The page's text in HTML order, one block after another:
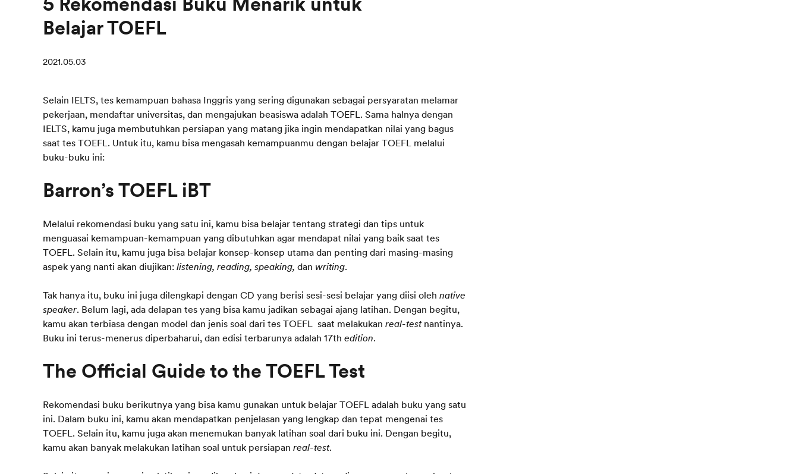
Belajar TOEFL
2021.05.03
Selain IELTS, tes kemampuan bahasa Inggris yang sering digunakan sebagai persyaratan melamar
pekerjaan, mendaftar universitas, dan mengajukan beasiswa adalah TOEFL. Sama halnya dengan
IELTS, kamu juga membutuhkan persiapan yang matang jika ingin mendapatkan nilai yang bagus
saat tes TOEFL. Untuk itu, kamu bisa mengasah kemampuanmu dengan belajar TOEFL melalui
buku-buku ini:
Melalui rekomendasi buku yang satu ini, kamu bisa belajar tentang strategi dan tips untuk
menguasai kemampuan-kemampuan yang dibutuhkan agar mendapat nilai yang baik saat tes
TOEFL. Selain itu, kamu juga bisa belajar konsep-konsep utama dan penting dari masing-masing
aspek yang nanti akan diujikan:listening, reading, speaking, dan writing.
Tak hanya itu, buku ini juga dilengkapi dengan CD yang berisi sesi-sesi belajar yang diisi oleh native
speaker. Belum lagi, ada delapan tes yang bisa kamu jadikan sebagai ajang latihan. Dengan begitu,
kamu akan terbiasa dengan model dan jenis soal dari tes TOEFL saat melakukan real-testnantinya.
Buku ini terus-menerus diperbaharui, dan edisi terbarunya adalah 17th edition.
Rekomendasi buku berikutnya yang bisa kamu gunakan untuk belajar TOEFL adalah buku yang satu
ini. Dalam buku ini, kamu akan mendapatkan penjelasan yang lengkap dan tepat mengenai tes
TOEFL. Selain itu, kamu juga akan menemukan banyak latihan soal dari buku ini. Dengan begitu,
kamu akan banyak melakukan latihan soal untuk persiapan real-test.